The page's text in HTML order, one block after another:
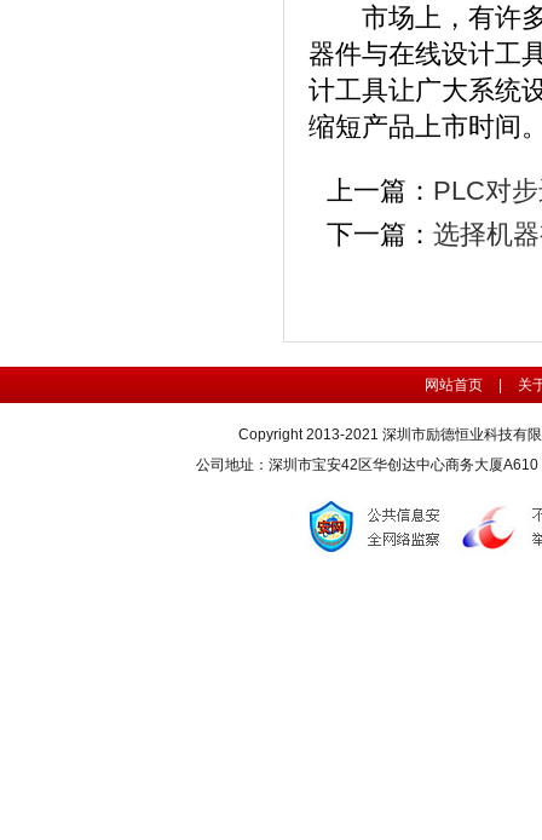
市场上，有许多
器件与在线设计工
计工具让广大系统
缩短产品上市时间
上一篇： PLC对
下一篇： 选择机
网站首页 关
Copyright 2013-2021 深圳市励德恒业科技有
公司地址：深圳市宝安42区华创达中心商务大厦